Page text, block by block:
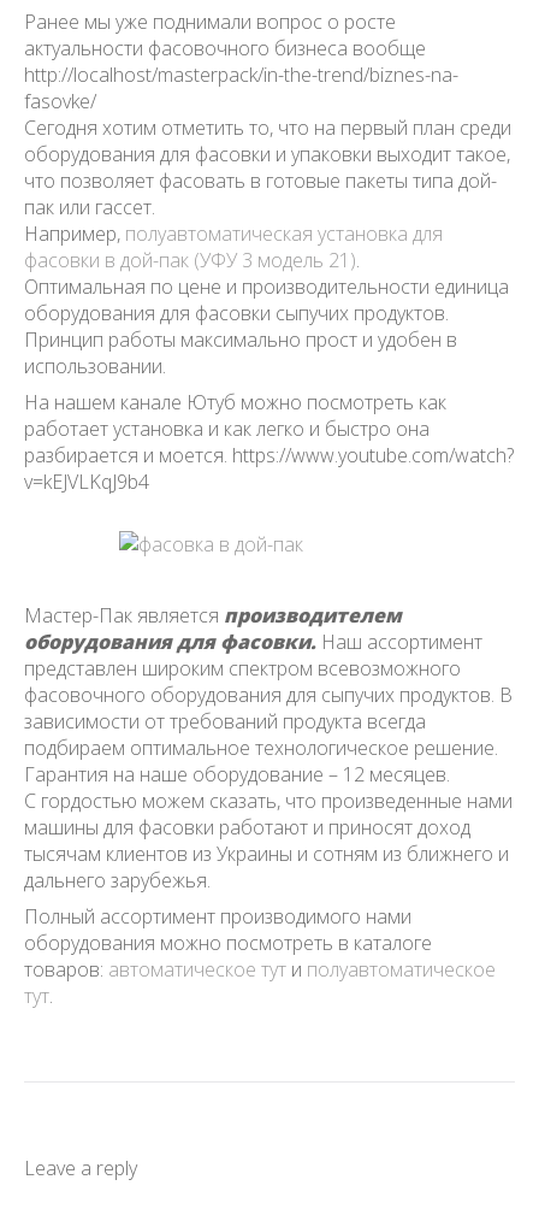
Ранее мы уже поднимали вопрос о росте
актуальности фасовочного бизнеса вообще
http://localhost/masterpack/in-the-trend/biznes-na-
fasovke/
Сегодня хотим отметить то, что на первый план среди
оборудования для фасовки и упаковки выходит такое,
что позволяет фасовать в готовые пакеты типа дой-
пак или гассет.
Например, полуавтоматическая установка для
фасовки в дой-пак (УФУ 3 модель 21).
Оптимальная по цене и производительности единица
оборудования для фасовки сыпучих продуктов.
Принцип работы максимально прост и удобен в
использовании.
На нашем канале Ютуб можно посмотреть как
работает установка и как легко и быстро она
разбирается и моется. https://www.youtube.com/watch?
v=kEJVLKqJ9b4
Мастер-Пак является производителем
оборудования для фасовки. Наш ассортимент
представлен широким спектром всевозможного
фасовочного оборудования для сыпучих продуктов. В
зависимости от требований продукта всегда
подбираем оптимальное технологическое решение.
Гарантия на наше оборудование – 12 месяцев.
С гордостью можем сказать, что произведенные нами
машины для фасовки работают и приносят доход
тысячам клиентов из Украины и сотням из ближнего и
дальнего зарубежья.
Полный ассортимент производимого нами
оборудования можно посмотреть в каталоге
товаров: автоматическое тут и полуавтоматическое
тут.
Leave a reply